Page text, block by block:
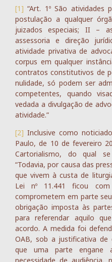
[1] “Art. 1º São atividades
postulação a qualquer
juizados especiais; II –
assessoria e direção
atividade privativa de
corpus em qualquer
contratos constitutivos de
nulidade, só podem ser
competentes, quando
vedada a divulgação de
atividade.”
[2] Inclusive como
Paulo, de 10 de fevereiro
Cartorialismo, do qual
“Todavia, por causa das
que vivem à custa de
Lei nº 11.441 ficou
comprometem em parte
obrigação imposta às
para referendar aquilo
acordo. A medida foi
OAB, sob a justificativa de
que uma parte